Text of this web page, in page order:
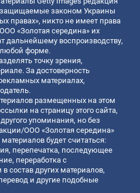
законом Украины
правах», никто не имеет права
«Золотая середина» их
дальнейшему воспроизводству,
форме.
точку зрения,
За достоверность
материалах,
размещенных на этом
на страницу этого сайта,
упоминания, но без
ООО «Золотая середина»
будет считаться:
перепечатка, последующее
переработка с
состав других материалов,
и другие подобные